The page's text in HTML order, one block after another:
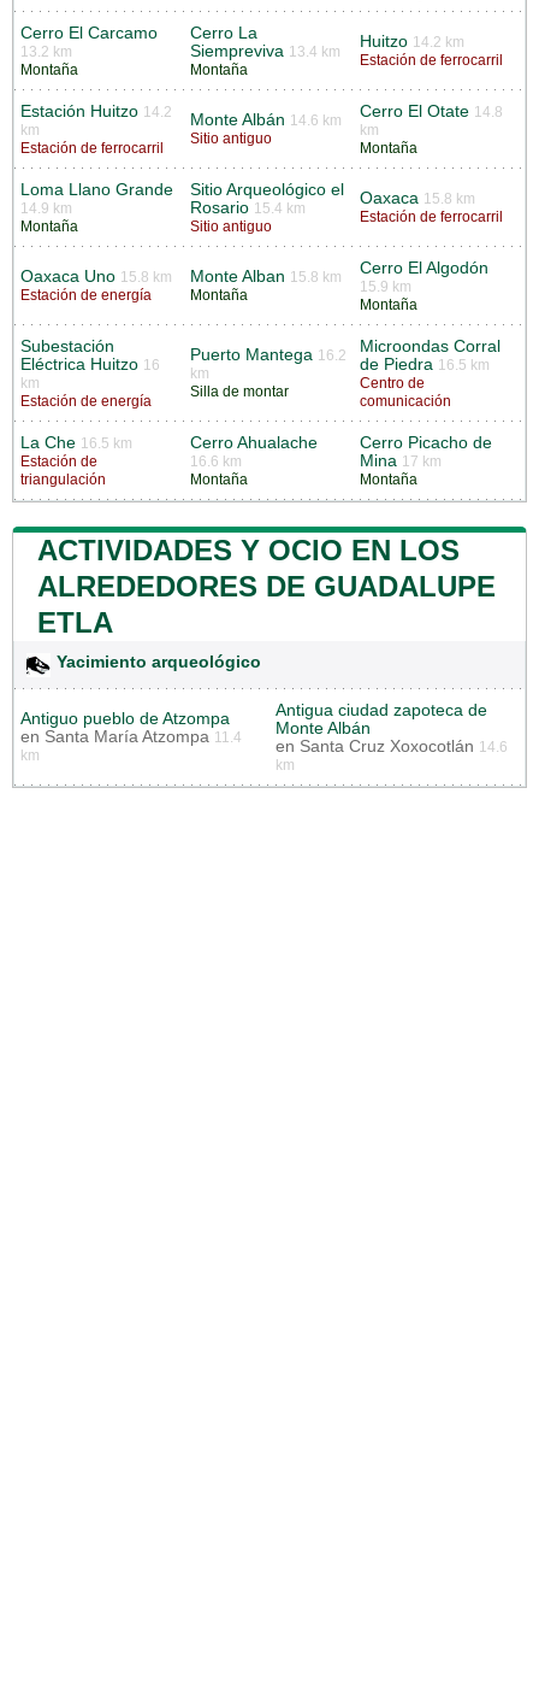
Cerro El Carcamo
13.2 km
Montaña
Cerro La
Siempreviva 13.4 km
Montaña
Huitzo 14.2 km
Estación de ferrocarril
Estación Huitzo 14.2
km
Estación de ferrocarril
Monte Albán 14.6 km
Sitio antiguo
Cerro El Otate 14.8
km
Montaña
Loma Llano Grande
14.9 km
Montaña
Sitio Arqueológico el
Rosario 15.4 km
Sitio antiguo
Oaxaca 15.8 km
Estación de ferrocarril
Oaxaca Uno 15.8 km
Estación de energía
Monte Alban 15.8 km
Montaña
Cerro El Algodón
15.9 km
Montaña
Subestación
Eléctrica Huitzo 16
km
Estación de energía
Puerto Mantega 16.2
km
Silla de montar
Microondas Corral
de Piedra 16.5 km
Centro de
comunicación
La Che 16.5 km
Estación de
triangulación
Cerro Ahualache
16.6 km
Montaña
Cerro Picacho de
Mina 17 km
Montaña
ACTIVIDADES Y OCIO EN LOS
ALREDEDORES DE GUADALUPE
ETLA
Yacimiento arqueológico
Antiguo pueblo de Atzompa
en Santa María Atzompa 11.4
km
Antigua ciudad zapoteca de
Monte Albán
en Santa Cruz Xoxocotlán 14.6
km